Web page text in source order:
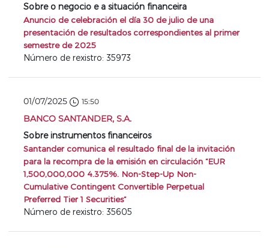
Sobre o negocio e a situación financeira
Anuncio de celebración el día 30 de julio de una
presentación de resultados correspondientes al primer
semestre de 2025
Número de rexistro: 35973
01/07/2025 15:50
BANCO SANTANDER, S.A.
Sobre instrumentos financeiros
Santander comunica el resultado final de la invitación
para la recompra de la emisión en circulación “EUR
1,500,000,000 4.375%. Non-Step-Up Non-
Cumulative Contingent Convertible Perpetual
Preferred Tier 1 Securities”
Número de rexistro: 35605